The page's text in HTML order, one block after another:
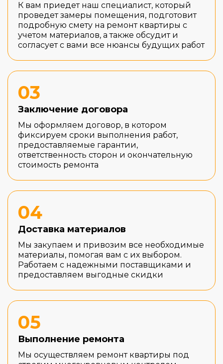
К вам приедет наш специалист, который
проведет замеры помещения, подготовит
подробную смету на ремонт квартиры с
учетом материалов, а также обсудит и
согласует с вами все нюансы будущих работ
03
Заключение договора
Мы оформляем договор, в котором
фиксируем сроки выполнения работ,
предоставляемые гарантии,
ответственность сторон и окончательную
стоимость ремонта
04
Доставка материалов
Мы закупаем и привозим все необходимые
материалы, помогая вам с их выбором.
Работаем с надежными поставщиками и
предоставляем выгодные скидки
05
Выполнение ремонта
Мы осуществляем ремонт квартиры под